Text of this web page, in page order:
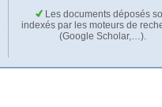
Les documents déposés
indexés par les moteurs de
(Google Scholar,…).